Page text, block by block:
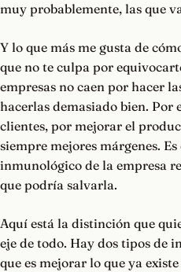
muy probablemente, las que
Y lo que más me gusta de
que no te culpa por
empresas no caen por hacer
hacerlas demasiado bien. Por
clientes, por mejorar el
siempre mejores márgenes.
inmunológico de la empresa
que podría salvarla.
Aquí está la distinción que
eje de todo. Hay dos tipos de
que es mejorar lo que ya